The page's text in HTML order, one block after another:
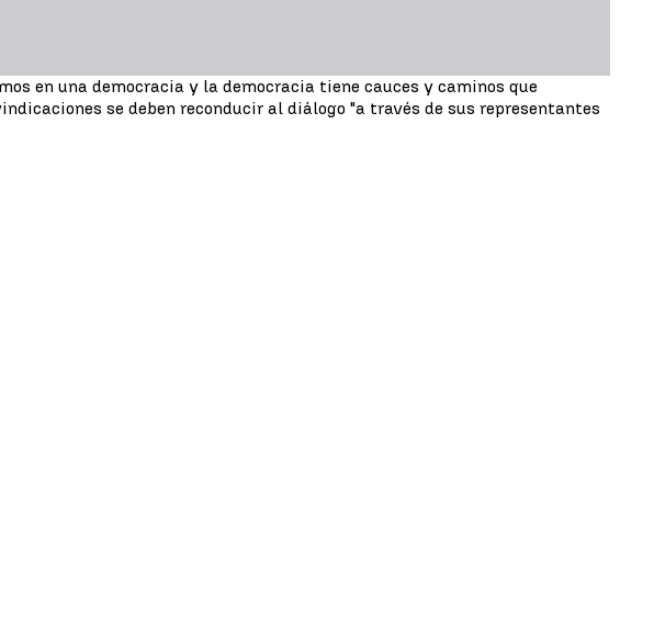
en una democracia y la democracia tiene cauces y caminos que
se deben reconducir al diálogo "a través de sus representantes